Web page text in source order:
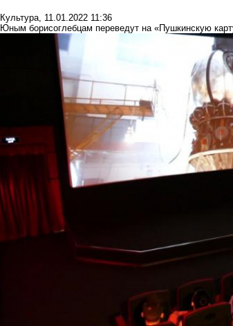
Культура, 11.01.2022 11:36
Юным борисоглебцам переведут на «Пушкинскую